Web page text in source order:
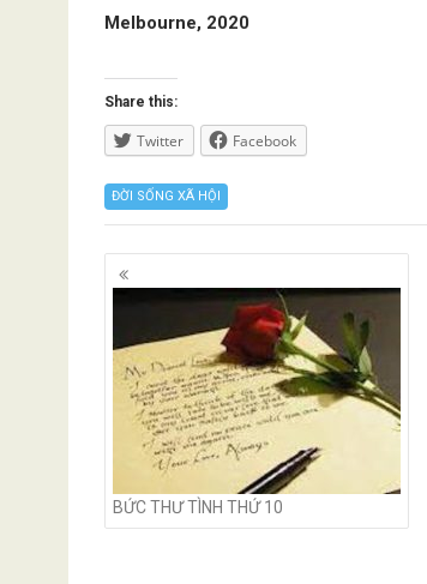
Melbourne, 2020
Share this:
Twitter Facebook
ĐỜI SỐNG XÃ HỘI
Posts
navigation
BỨC THƯ TÌNH THỨ 10